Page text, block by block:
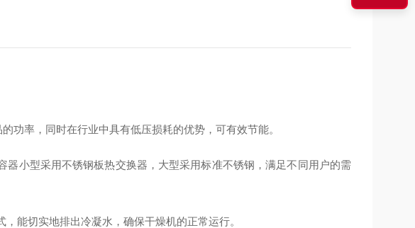
功率，同时在行业中具有低压损耗的优势，可有效节能。
器小型采用不锈钢板热交换器，大型采用标准不锈钢，满足不同用户的需
能切实地排出冷凝水，确保干燥机的正常运行。